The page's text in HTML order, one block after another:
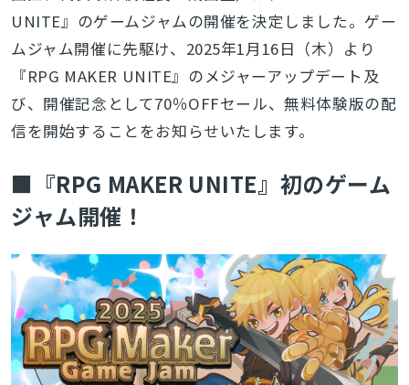
UNITE』のゲームジャムの開催を決定しました。ゲー
ムジャム開催に先駆け、2025年1月16日（木）より
『RPG MAKER UNITE』のメジャーアップデート及
び、開催記念として70％OFFセール、無料体験版の配
信を開始することをお知らせいたします。
■『RPG MAKER UNITE』初のゲーム
ジャム開催！